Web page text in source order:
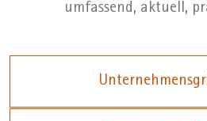
umfassend, aktuell,